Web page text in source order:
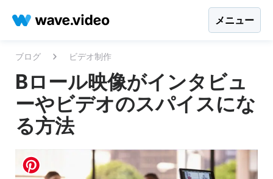
メニュー
ブログ ビデオ制作
Bロール映像がインタビュ
ーやビデオのスパイスにな
る方法